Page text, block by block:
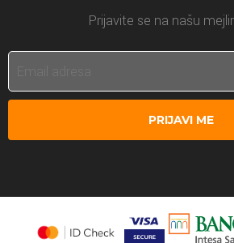
Prijavite se na našu
PRIJAVI ME